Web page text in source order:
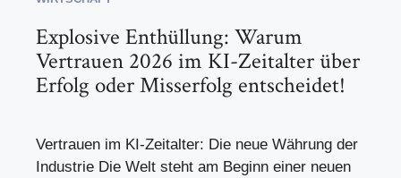
Explosive Enthüllung: Warum
Vertrauen 2026 im KI-Zeitalter über
Erfolg oder Misserfolg entscheidet!
Vertrauen im KI-Zeitalter: Die neue Währung der
Industrie Die Welt steht am Beginn einer neuen